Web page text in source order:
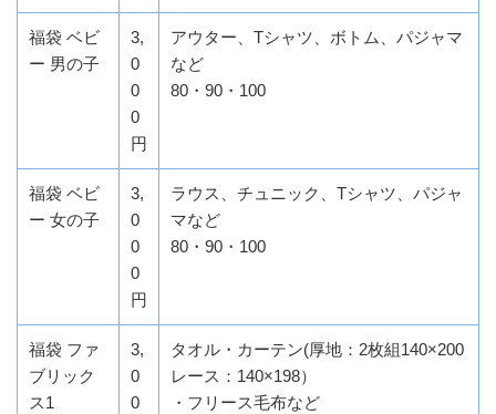
福袋 ベビ
ー 男の子
3,
0
0
0
円
アウター、Tシャツ、ボトム、パジャマ
など
80・90・100
福袋 ベビ
ー 女の子
3,
0
0
0
円
ラウス、チュニック、Tシャツ、パジャ
マなど
80・90・100
福袋 ファ
ブリック
ス1
3,
0
0
タオル・カーテン(厚地：2枚組140×200
レース：140×198）
・フリース毛布など